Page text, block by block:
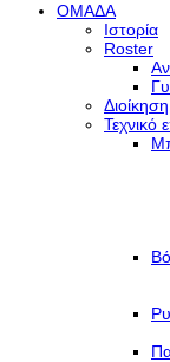
ΟΜΑΔΑ
Ιστορία
Roster
Διοίκηση
Τεχνικό